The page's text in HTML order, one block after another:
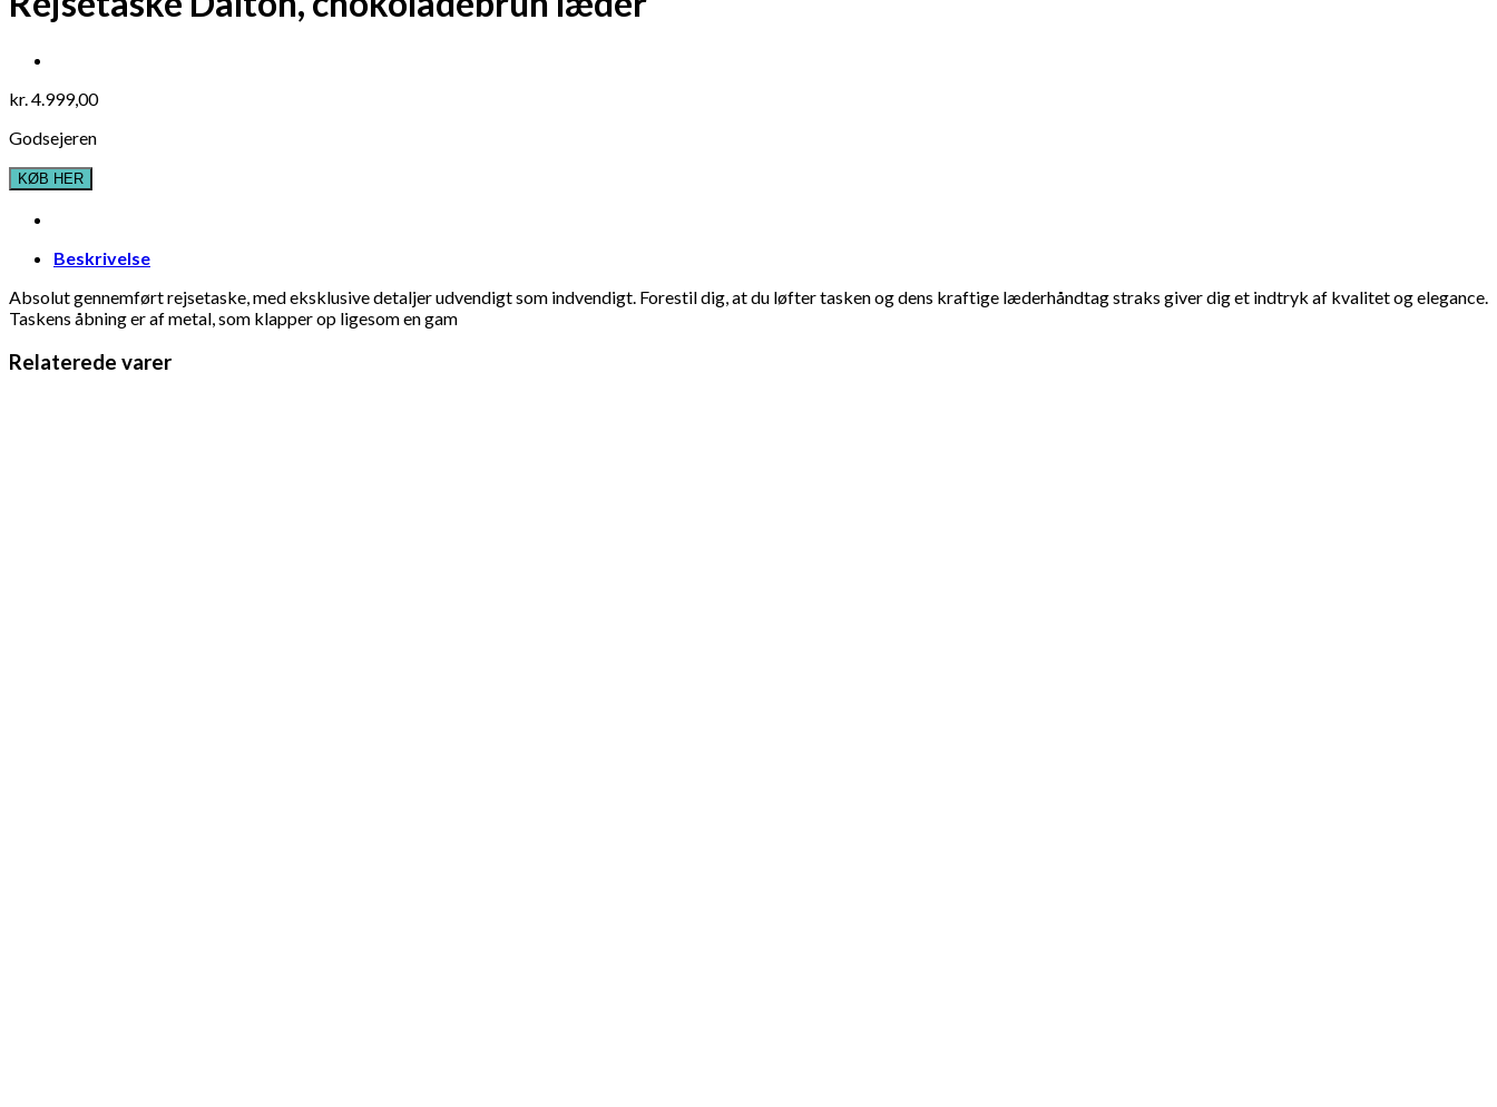
kr.4.999,00
Godsejeren
KØB HER
Beskrivelse
Absolut gennemført rejsetaske, med eksklusive detaljer udvendigt som indvendigt. Forestil dig, at du løfter tasken og dens kraftige læderhåndtag straks giver dig et indtryk af kvalitet og elegance.
Taskens åbning er af metal, som klapper op ligesom en gam
Relaterede varer